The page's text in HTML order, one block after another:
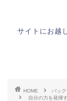
サイトにお越
HOME バッ
自分の力を発揮